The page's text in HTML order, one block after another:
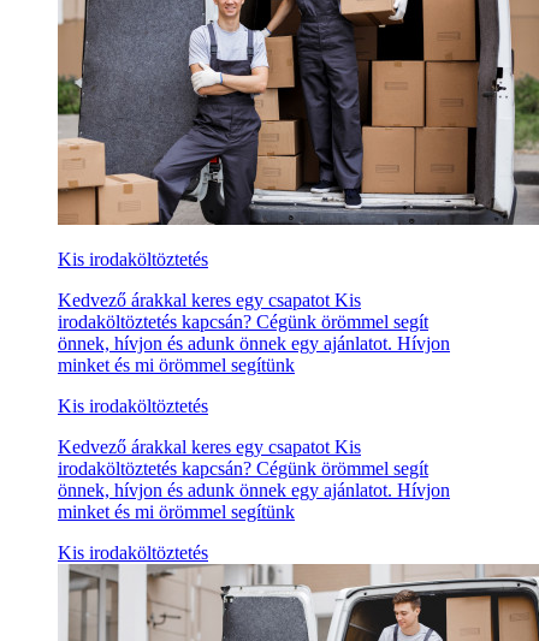
Kis irodaköltöztetés
Kedvező árakkal keres egy csapatot Kis
irodaköltöztetés kapcsán? Cégünk örömmel segít
önnek, hívjon és adunk önnek egy ajánlatot. Hívjon
minket és mi örömmel segítünk
Kis irodaköltöztetés
Kedvező árakkal keres egy csapatot Kis
irodaköltöztetés kapcsán? Cégünk örömmel segít
önnek, hívjon és adunk önnek egy ajánlatot. Hívjon
minket és mi örömmel segítünk
Kis irodaköltöztetés